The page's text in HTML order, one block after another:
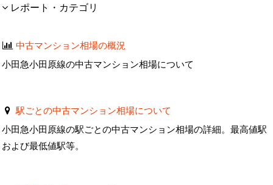
レポート・カテゴリ
中古マンション相場の概況
小田急小田原線の中古マンション相場について
駅ごとの中古マンション相場について
小田急小田原線の駅ごとの中古マンション相場の詳細。最高値駅
および最低値駅等。